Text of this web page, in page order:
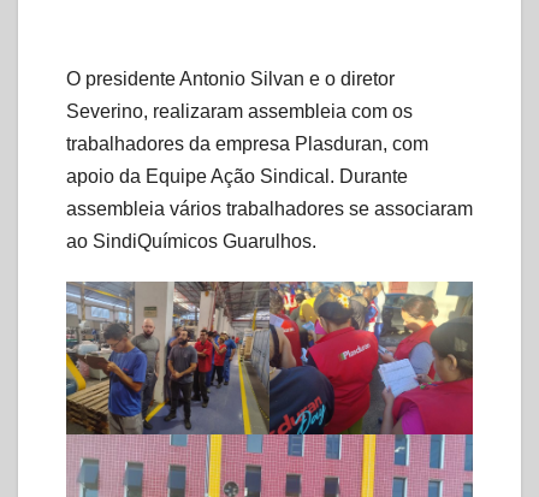
O presidente Antonio Silvan e o diretor
Severino, realizaram assembleia com os
trabalhadores da empresa Plasduran, com
apoio da Equipe Ação Sindical. Durante
assembleia vários trabalhadores se associaram
ao SindiQuímicos Guarulhos.